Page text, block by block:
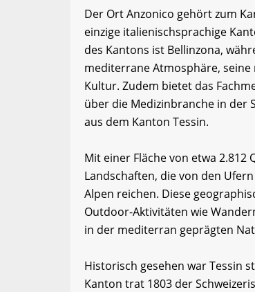
Der Ort Anzonico gehört zum
einzige italienischsprachige
des Kantons ist Bellinzona,
mediterrane Atmosphäre, seine
Kultur. Zudem bietet das
über die Medizinbranche in der
aus dem Kanton Tessin.
Mit einer Fläche von etwa
Landschaften, die von den
Alpen reichen. Diese
Outdoor-Aktivitäten wie
in der mediterran geprägten
Historisch gesehen war Tessin
Kanton trat 1803 der